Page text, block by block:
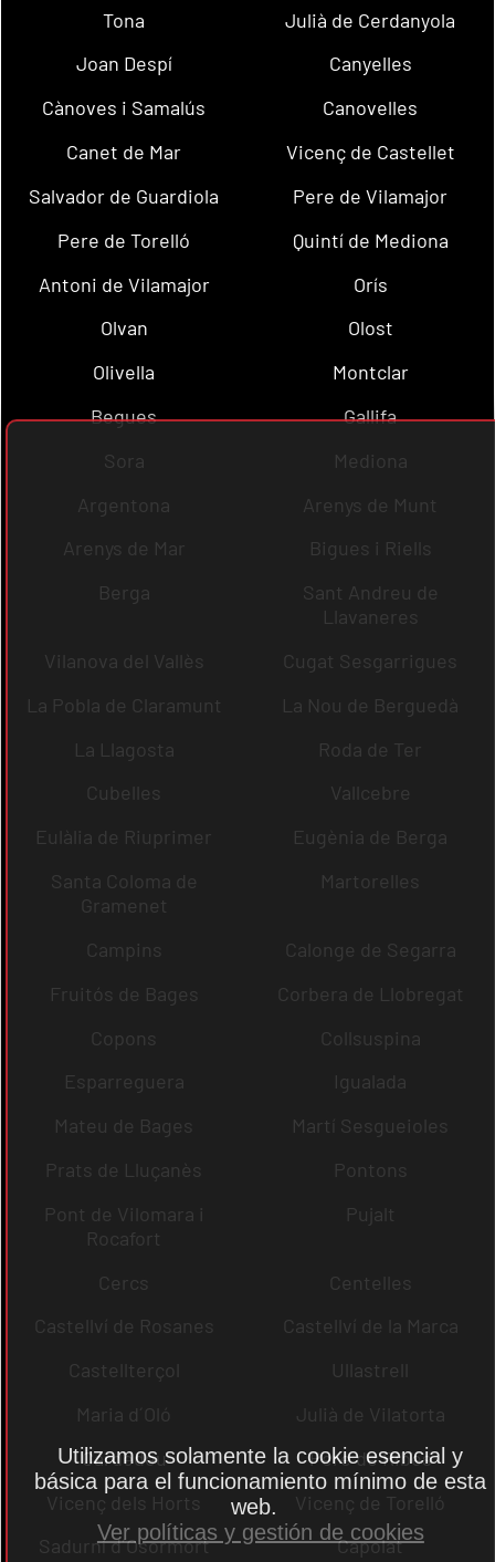
Tona
Julià de Cerdanyola
Joan Despí
Canyelles
Cànoves i Samalús
Canovelles
Canet de Mar
Vicenç de Castellet
Salvador de Guardiola
Pere de Vilamajor
Pere de Torelló
Quintí de Mediona
Antoni de Vilamajor
Orís
Olvan
Olost
Olivella
Montclar
Begues
Gallifa
Sora
Mediona
Argentona
Arenys de Munt
Arenys de Mar
Bigues i Riells
Berga
Sant Andreu de
Llavaneres
Vilanova del Vallès
Cugat Sesgarrigues
La Pobla de Claramunt
La Nou de Berguedà
La Llagosta
Roda de Ter
Cubelles
Vallcebre
Eulàlia de Riuprimer
Eugènia de Berga
Santa Coloma de
Gramenet
Martorelles
Campins
Calonge de Segarra
Fruitós de Bages
Corbera de Llobregat
Copons
Collsuspina
Esparreguera
Igualada
Mateu de Bages
Martí Sesgueioles
Prats de Lluçanès
Pontons
Pont de Vilomara i
Rocafort
Pujalt
Cercs
Centelles
Castellví de Rosanes
Castellví de la Marca
Castellterçol
Ullastrell
Maria d´Oló
Julià de Vilatorta
Cardedeu
Pere de Ribes
Vicenç dels Horts
Vicenç de Torelló
Sadurní d´Osormort
Capolat
Utilizamos solamente la cookie esencial y
básica para el funcionamiento mínimo de esta
web.
Ver políticas y gestión de cookies